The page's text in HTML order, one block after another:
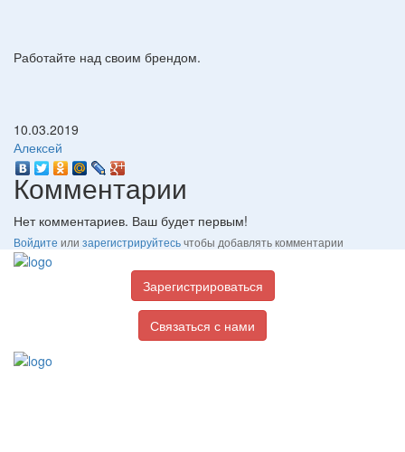
Работайте над своим брендом.
10.03.2019
Алексей
Комментарии
Нет комментариев. Ваш будет первым!
Войдите или зарегистрируйтесьчтобы добавлять комментарии
Зарегистрироваться
Связаться с нами